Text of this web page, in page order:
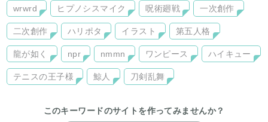
wrwrd ヒプノシスマイク 呪術廻戦 一次創作
二次創作 ハリポタ イラスト 第五人格
龍が如く npr nmmn ワンピース ハイキュー
テニスの王子様 鯨人 刀剣乱舞
このキーワードのサイトを作ってみませんか？